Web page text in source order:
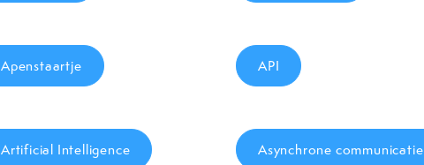
Apenstaartje API
Artificial Intelligence Asynchrone communicatie